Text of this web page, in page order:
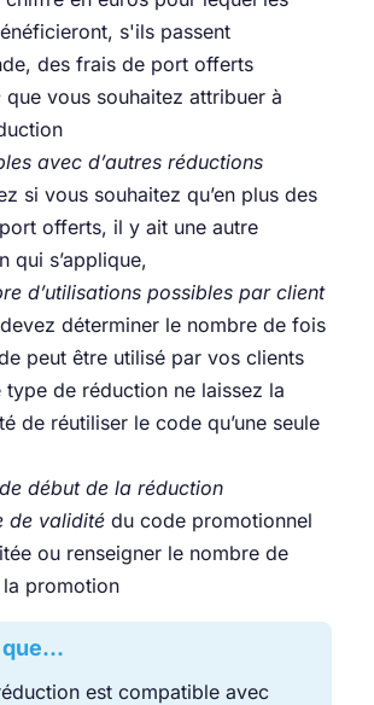
s'ils passent
des frais de port offerts
que vous souhaitez attribuer à
avec d’autres réductions
si vous souhaitez qu’en plus des
offerts, il y ait une autre
qui s’applique,
d’utilisations possibles par client
déterminer le nombre de fois
peut être utilisé par vos clients
type de réduction ne laissez la
de réutiliser le code qu’une seule
début de la réduction
de validité du code promotionnel
ou renseigner le nombre de
promotion
est compatible avec